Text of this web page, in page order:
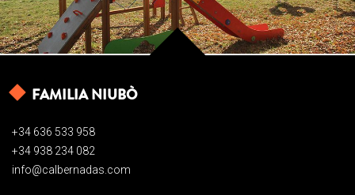
FAMILIA NIUBÒ
+34 636 533 958
+34 938 234 082
info@calbernadas.com